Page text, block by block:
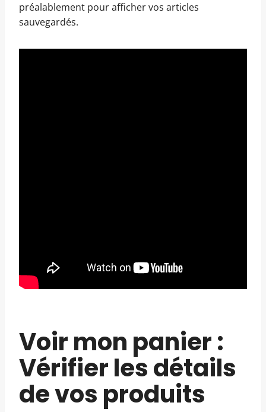
préalablement pour afficher vos articles
sauvegardés.
Voir mon panier :
Vérifier les détails
de vos produits